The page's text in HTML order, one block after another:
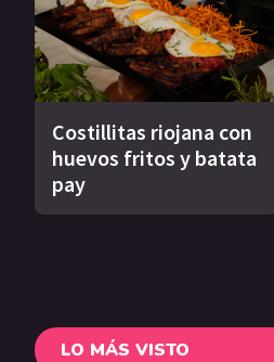
Costillitas riojana con
huevos fritos y batata
pay
LO MÁS VISTO